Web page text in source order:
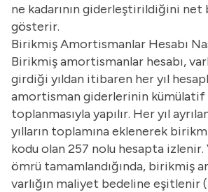
ne kadarının giderleştirildiğini net
gösterir.
Birikmiş Amortismanlar Hesabı
Birikmiş amortismanlar hesabı,
girdiği yıldan itibaren her yıl
amortisman giderlerinin kümülatif
toplanmasıyla yapılır. Her yıl
yılların toplamına eklenerek
kodu olan 257 nolu hesapta izlenir.
ömrü tamamlandığında, birikmiş
varlığın maliyet bedeline eşitlenir